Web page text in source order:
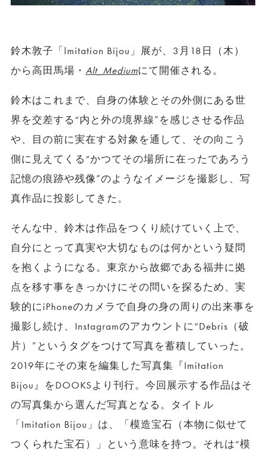
鈴木敦子「lmitation Bijou」展が、3月18日（木）
から高田馬場・ Alt_Mediumにて開催される。
鈴木はこれまで、自身の体験とその外側にある世
界を交差する“内と外の境界線”を感じさせる作品
や、目の前に実在する対象を通して、その向こう
側に見えてくる“かつてその場所に在ったであろう
記憶の痕跡や残像”のようなイメージを撮影し、写
真作品に投影してきた。
そんな中、鈴木は作品をつくり続けていく上で、
自分にとって真実や大切なものは何かという疑問
を抱くようになる。東京から故郷である福井に拠
点を移す事をきっかけにその問いを探るため、実
験的にiPhoneのカメラで自身の身の周りの出来事を
撮影し続け、Instagramのアカウントに“Debris（破
片）”というタグをつけて写真を蓄積していった。
2019年にその束を編集した写真集『Imitation
Bijou』をDOOKSより刊行。今回展示する作品はそ
の写真集から選んだ写真となる。タイトル
「Imitation Bijou」は、「模造宝石（本物に似せて
つくられた宝石）」という意味を持つ。それは“模